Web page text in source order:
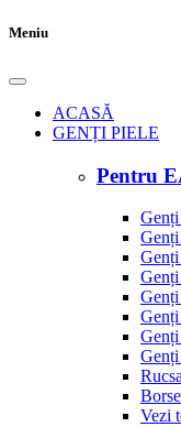
Meniu
ACASĂ
GENȚI PIELE
Pentru
Genți
Vezi